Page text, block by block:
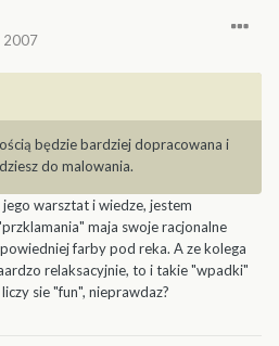
2007
będzie bardziej dopracowana i
do malowania.
warsztat i wiedze, jestem
maja swoje racjonalne
farby pod reka. A ze kolega
relaksacyjnie, to i takie "wpadki"
sie "fun", nieprawdaz?